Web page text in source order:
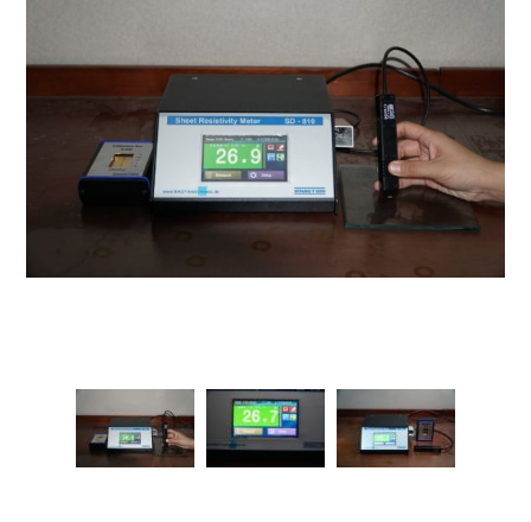
OCT 光源单元
OCT干涉仪单元
OCT扫描系统
椭偏仪（Ellipsometer）
离线 IV 测试仪
光能评价设备
化学气相沉积设备
湿法设备
立式炉管设备
外延设备
光电直读光谱仪
GD-MS / ICP-MS
光电类核心器件
半导体设备用光源
耗材售后/维修/校准
Sinton Instruments 配件
标准样品（光伏）
精密电子秤
激光尘埃粒子计数器